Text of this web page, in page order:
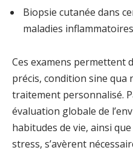
Biopsie cutanée dans
maladies
Ces examens permettent
précis, condition sine
traitement personnalisé.
évaluation globale de
habitudes de vie, ainsi
stress, s’avèrent